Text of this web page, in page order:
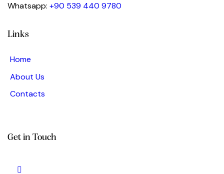
Whatsapp: +90 539 440 9780
Links
Home
About Us
Contacts
Get in Touch